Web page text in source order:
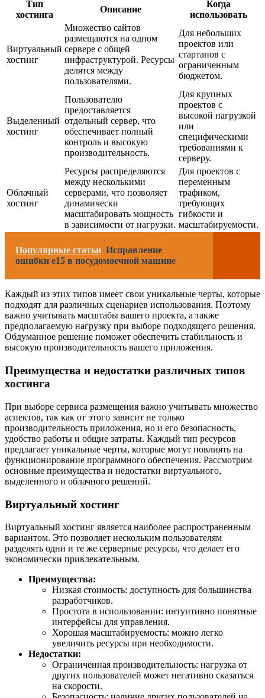
Тип
хостинга
Описание
Когда
использовать
Виртуальный
хостинг
Множество сайтов
размещаются на одном
сервере с общей
инфраструктурой. Ресурсы
делятся между
пользователями.
Для небольших
проектов или
стартапов с
ограниченным
бюджетом.
Выделенный
хостинг
Пользователю
предоставляется
отдельный сервер, что
обеспечивает полный
контроль и высокую
производительность.
Для крупных
проектов с
высокой нагрузкой
или
специфическими
требованиями к
серверу.
Облачный
хостинг
Ресурсы распределяются
между несколькими
серверами, что позволяет
динамически
масштабировать мощность
в зависимости от нагрузки.
Для проектов с
переменным
трафиком,
требующих
гибкости и
масштабируемости.
Популярные статьи Исправление
ошибки e15 в посудомоечной машине
Каждый из этих типов имеет свои уникальные черты, которые
подходят для различных сценариев использования. Поэтому
важно учитывать масштабы вашего проекта, а также
предполагаемую нагрузку при выборе подходящего решения.
Обдуманное решение поможет обеспечить стабильность и
высокую производительность вашего приложения.
Преимущества и недостатки различных типов
хостинга
При выборе сервиса размещения важно учитывать множество
аспектов, так как от этого зависит не только
производительность приложения, но и его безопасность,
удобство работы и общие затраты. Каждый тип ресурсов
предлагает уникальные черты, которые могут повлиять на
функционирование программного обеспечения. Рассмотрим
основные преимущества и недостатки виртуального,
выделенного и облачного решений.
Виртуальный хостинг
Виртуальный хостинг является наиболее распространенным
вариантом. Это позволяет нескольким пользователям
разделять одни и те же серверные ресурсы, что делает его
экономически привлекательным.
Преимущества:
Низкая стоимость: доступность для большинства
разработчиков.
Простота в использовании: интуитивно понятные
интерфейсы для управления.
Хорошая масштабируемость: можно легко
увеличить ресурсы при необходимости.
Недостатки:
Ограниченная производительность: нагрузка от
других пользователей может негативно сказаться
на скорости.